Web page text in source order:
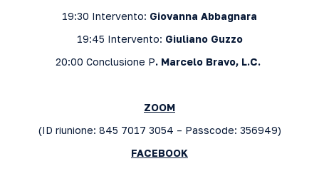
19:30 Intervento: Giovanna Abbagnara
19:45 Intervento: Giuliano Guzzo
20:00 Conclusione P. Marcelo Bravo, L.C.
ZOOM
(ID riunione: 845 7017 3054 – Passcode: 356949)
FACEBOOK